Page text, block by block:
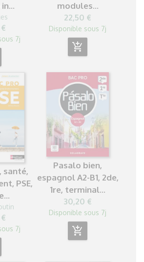
7j
modules...
22,50 €
Disponible sous 7j
add_shopping_cart
santé,
PSE,
7j
Pasalo bien,
espagnol A2-B1, 2de,
1re, terminal...
30,20 €
Disponible sous 7j
add_shopping_cart